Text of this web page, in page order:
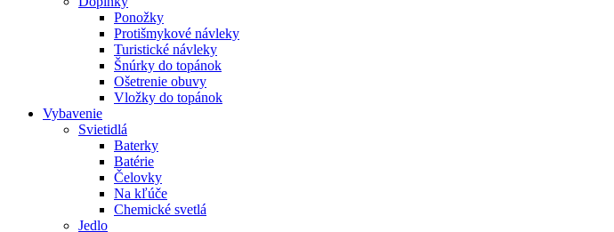
Ponožky
Protišmykové návleky
Turistické návleky
Šnúrky do topánok
Ošetrenie obuvy
Vložky do topánok
Vybavenie
Svietidlá
Baterky
Batérie
Čelovky
Na kľúče
Chemické svetlá
Jedlo